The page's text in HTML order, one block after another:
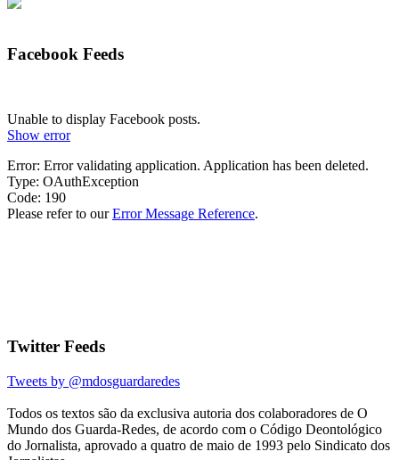
Facebook Feeds
Unable to display Facebook posts.
Show error
Error: Error validating application. Application has been deleted.
Type: OAuthException
Code: 190
Please refer to ourError Message Reference.
Twitter Feeds
Tweets by @mdosguardaredes
Todos os textos são da exclusiva autoria dos colaboradores de O
Mundo dos Guarda-Redes, de acordo com o Código Deontológico
do Jornalista, aprovado a quatro de maio de 1993 pelo Sindicato dos